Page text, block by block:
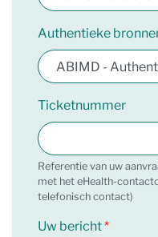
Authentieke
Ticketnummer
Referentie van uw
met het eHealth-
telefonisch contact)
Uw bericht